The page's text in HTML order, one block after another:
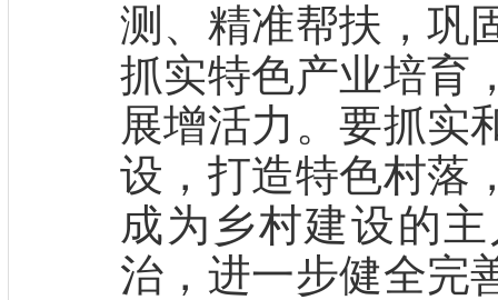
测、精准帮扶，巩
抓实特色产业培育
展增活力。要抓实
设，打造特色村落
成为乡村建设的
治，进一步健全完